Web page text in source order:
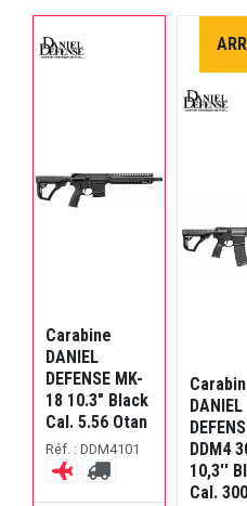
Carabine
DANIEL
DEFENSE MK-
18 10.3" Black
Cal. 5.56 Otan
Réf. : DDM4101
DANIEL
DDM4
10,3''
Cal.